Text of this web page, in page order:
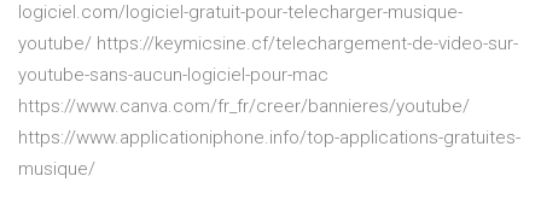
logiciel.com/logiciel-gratuit-pour-telecharger-musique-
youtube/ https://keymicsine.cf/telechargement-de-video-sur-
youtube-sans-aucun-logiciel-pour-mac
https://www.canva.com/fr_fr/creer/bannieres/youtube/
https://www.applicationiphone.info/top-applications-gratuites-
musique/